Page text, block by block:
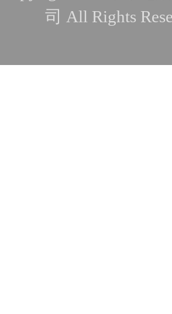
司 All Rights